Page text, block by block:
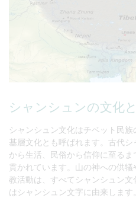
シャンシュンの文化
シャンシュン文化はチベット民
基層文化とも呼ばれます。古代
から生活、民俗から信仰に至る
貫かれています。山の神への供
教活動は、すべてシャンシュン
はシャンシュン文字に由来しま